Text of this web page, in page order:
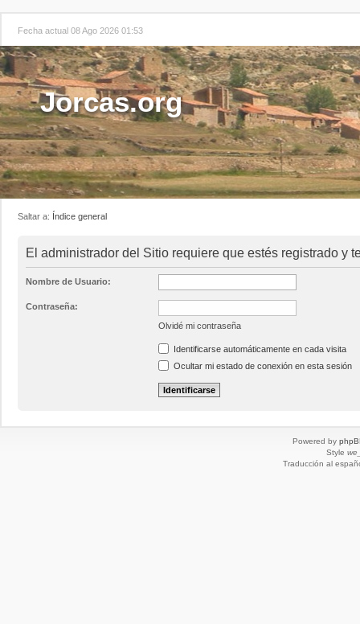
Fecha actual 08 Ago 2026 01:53
Jorcas.org
Saltar a: Índice general
El administrador del Sitio requiere que estés registrado y
Nombre de Usuario:
Contraseña:
Olvidé mi contraseña
Identificarse automáticamente en cada visita
Ocultar mi estado de conexión en esta sesión
Powered by
Style
Traducción al